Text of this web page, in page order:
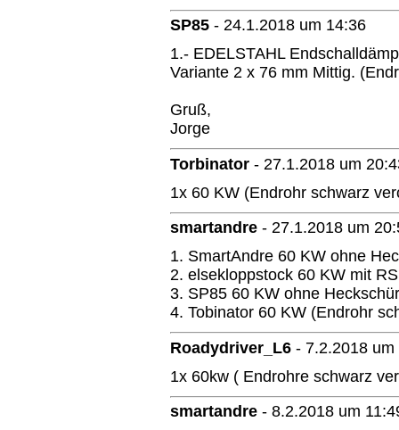
SP85 - 24.1.2018 um 14:36
1.- EDELSTAHL
Variante 2 x 76 mm Mittig.
Gruß,
Jorge
Torbinator - 27.1.2018 um
1x 60 KW (Endrohr schwarz
smartandre - 27.1.2018 um
1. SmartAndre 60 KW ohne
2. elsekloppstock 60 KW mit
3. SP85 60 KW ohne
4. Tobinator 60 KW (Endrohr
Roadydriver_L6 - 7.2.2018 um
1x 60kw ( Endrohre schwarz
smartandre - 8.2.2018 um